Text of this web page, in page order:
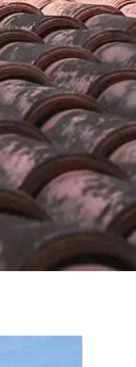
renovation
réparation
des travaux de
Escaldes 66760 ;
de couverture Brun
Des Escaldes ,
des travaux de
Quel que soit
tuile, ardoise, shingle,
Nous mettons
Ainsi, n’hésitez
des travaux selon vos